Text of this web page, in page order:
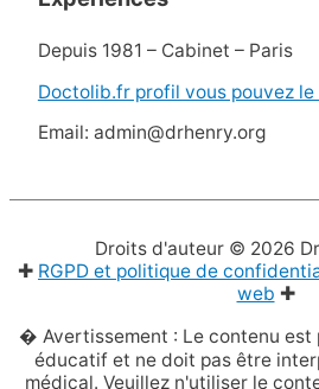
Depuis 1981 – Cabinet – Paris
Doctolib.fr profil vous pouvez
Email: admin@drhenry.org
Droits d'auteur © 2026
✚ RGPD et politique de
web ✚
� Avertissement : Le contenu
éducatif et ne doit pas être
médical. Veuillez n'utiliser le